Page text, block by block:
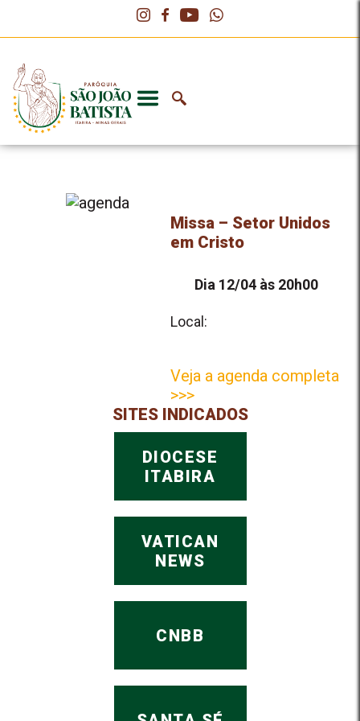
Missa – Setor Unidos
em Cristo
Dia 12/04 às 20h00
Local:
Veja a agenda completa
>>>
SITES INDICADOS
DIOCESE
ITABIRA
VATICAN
NEWS
CNBB